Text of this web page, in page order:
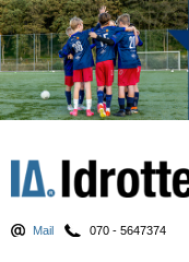
Mail 070 - 5647374